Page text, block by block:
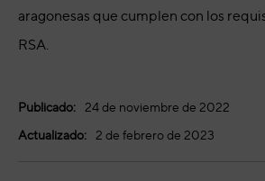
aragonesas que cumplen con los
RSA.
Publicado:
24 de noviembre de 2022
Actualizado:
2 de febrero de 2023